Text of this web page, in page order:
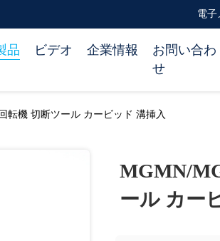
電子
品 ビデオ 企業情報
お問い合わ
せ
転機 切断ツール カービッド 溝挿入
MGMN/
ール カー